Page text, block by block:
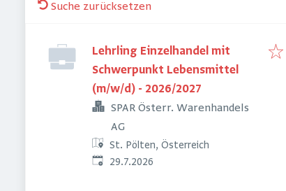
Suche zurücksetzen
Lehrling Einzelhandel mit
Schwerpunkt Lebensmittel
(m/w/d) - 2026/2027
SPAR Österr. Warenhandels
AG
St. Pölten, Österreich
Veröffentlicht
29.7.2026